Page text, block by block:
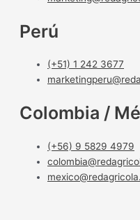
Perú
(+51) 1 242 3677
Colombia /
(+56) 9 5829 4979